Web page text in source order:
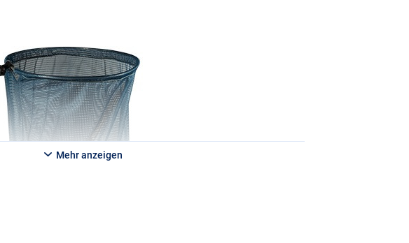
Mehr anzeigen